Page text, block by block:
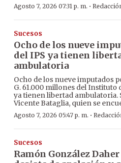
Agosto 7, 2026 07:31 p. m. ·
Sucesos
Ocho de los nueve
del IPS ya tienen
ambulatoria
Ocho de los nueve imputados
G. 61.000 millones del Instituto
ya tienen libertad ambulatoria.
Vicente Bataglia, quien se
Agosto 7, 2026 05:47 p. m. ·
Sucesos
Ramón González Daher